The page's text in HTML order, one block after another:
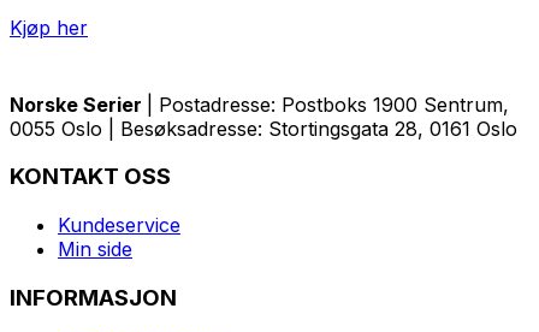
Kjøp her
Norske Serier
| Postadresse: Postboks 1900 Sentrum,
0055 Oslo | Besøksadresse: Stortingsgata 28, 0161 Oslo
KONTAKT OSS
Kundeservice
Min side
INFORMASJON